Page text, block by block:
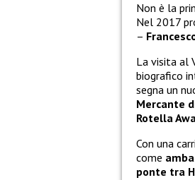
Non è la
Nel 2017
–
La visita al
biografico
segna un
Mercante
Rotella
Con una
come
ponte tra